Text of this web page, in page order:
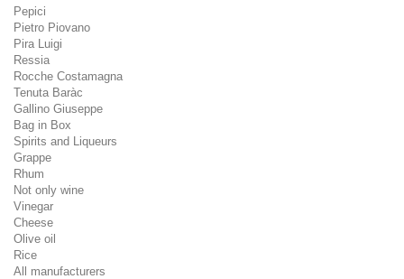
Pepici
Pietro Piovano
Pira Luigi
Ressia
Rocche Costamagna
Tenuta Baràc
Gallino Giuseppe
Bag in Box
Spirits and Liqueurs
Grappe
Rhum
Not only wine
Vinegar
Cheese
Olive oil
Rice
All manufacturers